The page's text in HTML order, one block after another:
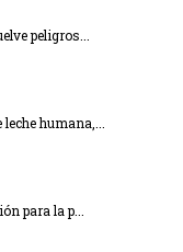
peligros...
humana,...
para la p...